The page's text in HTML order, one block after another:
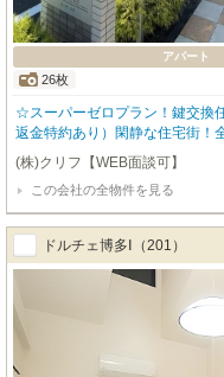
アパート
26枚
☆スーパーゼロプラン！鍵交換
返金特約あり）閑静な住宅街！
なので火力充分です！！脱衣所
す。
(株)クリフ【WEB面談可】
この会社の全物件を見る
ドルチェ博多Ⅰ（201）